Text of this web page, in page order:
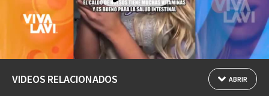
VIDEOS RELACIONADOS ABRIR